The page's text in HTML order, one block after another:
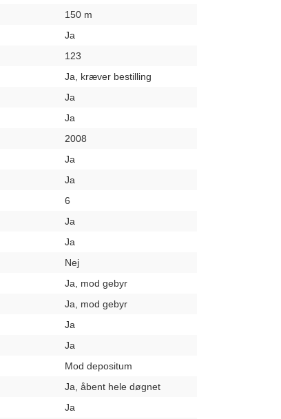
150 m
Ja
123
Ja, kræver bestilling
Ja
Ja
2008
Ja
Ja
6
Ja
Ja
Nej
Ja, mod gebyr
Ja, mod gebyr
Ja
Ja
Mod depositum
Ja, åbent hele døgnet
Ja